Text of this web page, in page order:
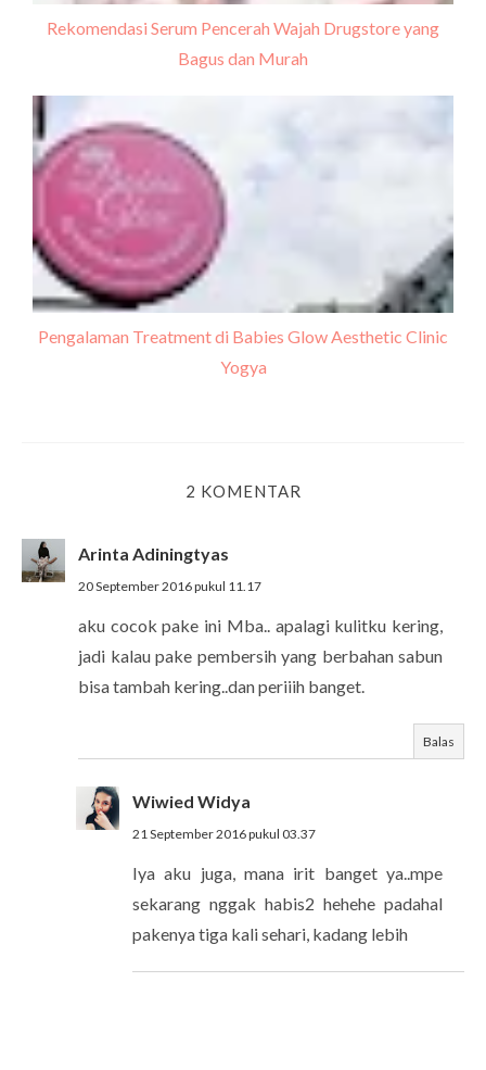
Rekomendasi Serum Pencerah Wajah Drugstore yang
Bagus dan Murah
Pengalaman Treatment di Babies Glow Aesthetic Clinic
Yogya
2 KOMENTAR
Arinta Adiningtyas
20 September 2016 pukul 11.17
aku cocok pake ini Mba.. apalagi kulitku kering,
jadi kalau pake pembersih yang berbahan sabun
bisa tambah kering..dan periiih banget.
Balas
Wiwied Widya
21 September 2016 pukul 03.37
Iya aku juga, mana irit banget ya..mpe
sekarang nggak habis2 hehehe padahal
pakenya tiga kali sehari, kadang lebih